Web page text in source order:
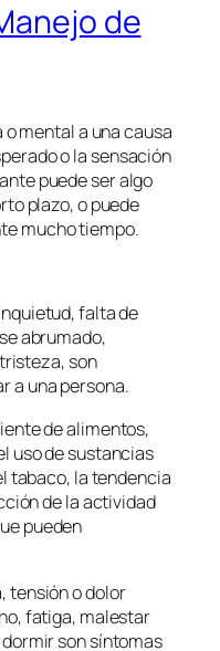
de
mental a una causa
o la sensación
puede ser algo
plazo, o puede
mucho tiempo.
falta de
abrumado,
son
a una persona.
de alimentos,
uso de sustancias
tabaco, la tendencia
de la actividad
pueden
tensión o dolor
fatiga, malestar
son síntomas